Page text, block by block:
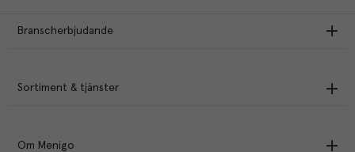
Branscherbjudande
Sortiment & tjänster
Om Menigo